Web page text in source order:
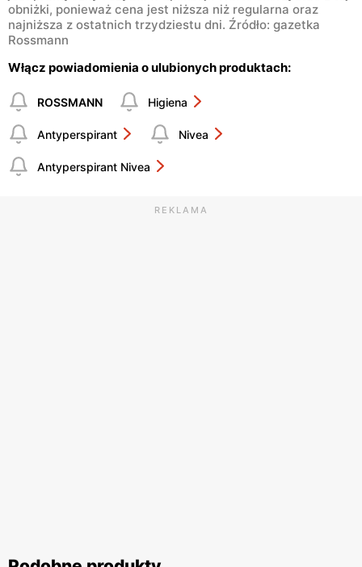
obniżki, ponieważ cena jest niższa niż regularna oraz
najniższa z ostatnich trzydziestu dni. Źródło: gazetka
Rossmann
Włącz powiadomienia o ulubionych produktach:
ROSSMANN Higiena
Antyperspirant Nivea
Antyperspirant Nivea
REKLAMA